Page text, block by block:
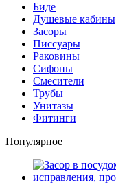
Биде
Душевые кабины
Засоры
Писсуары
Раковины
Сифоны
Смесители
Трубы
Унитазы
Фитинги
Популярное